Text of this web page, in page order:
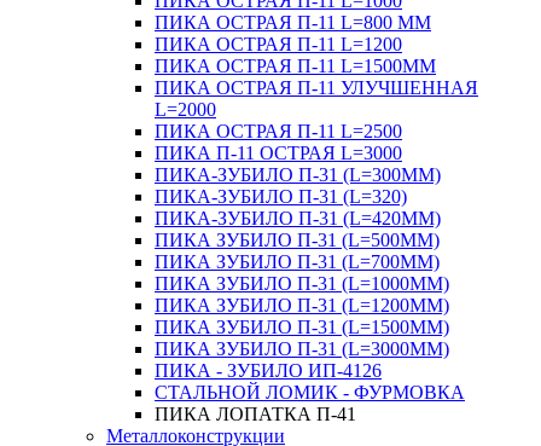
ПИКА ОСТРАЯ П-11 L=800 ММ
ПИКА ОСТРАЯ П-11 L=1200
ПИКА ОСТРАЯ П-11 L=1500ММ
ПИКА ОСТРАЯ П-11 УЛУЧШЕННАЯ
L=2000
ПИКА ОСТРАЯ П-11 L=2500
ПИКА П-11 ОСТРАЯ L=3000
ПИКА-ЗУБИЛО П-31 (L=300ММ)
ПИКА-ЗУБИЛО П-31 (L=320)
ПИКА-ЗУБИЛО П-31 (L=420ММ)
ПИКА ЗУБИЛО П-31 (L=500ММ)
ПИКА ЗУБИЛО П-31 (L=700ММ)
ПИКА ЗУБИЛО П-31 (L=1000ММ)
ПИКА ЗУБИЛО П-31 (L=1200ММ)
ПИКА ЗУБИЛО П-31 (L=1500ММ)
ПИКА ЗУБИЛО П-31 (L=3000ММ)
ПИКА - ЗУБИЛО ИП-4126
СТАЛЬНОЙ ЛОМИК - ФУРМОВКА
ПИКА ЛОПАТКА П-41
Металлоконструкции